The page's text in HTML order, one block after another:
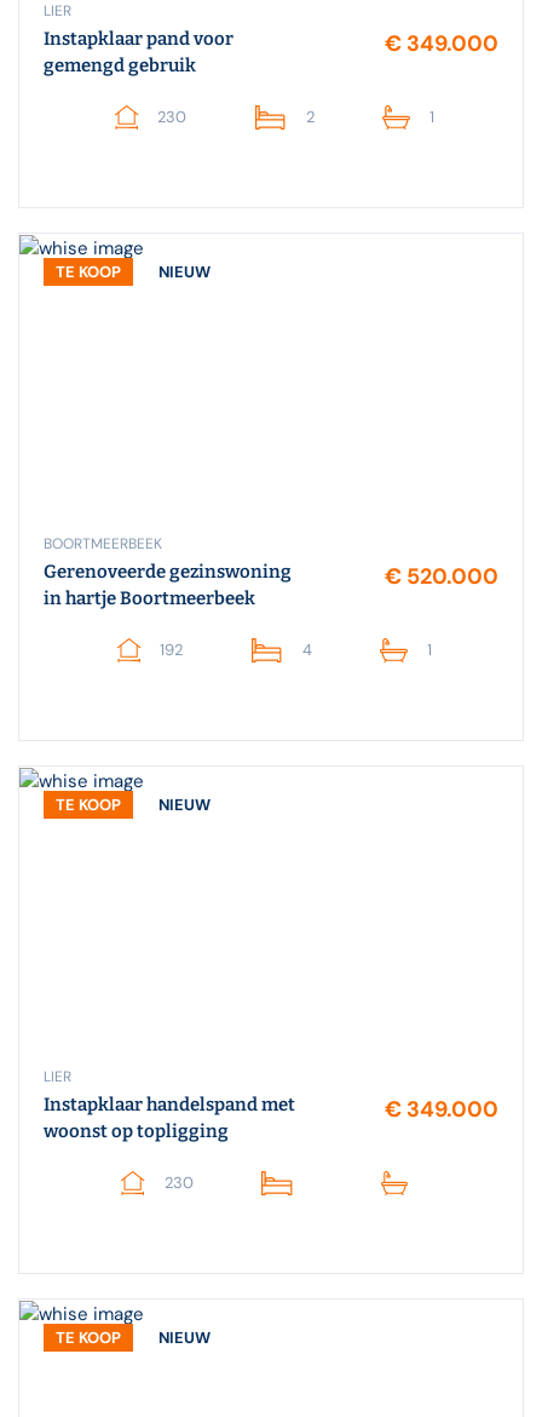
LIER
Instapklaar pand voor
gemengd gebruik
€ 349.000
230 2 1
TE KOOP NIEUW
BOORTMEERBEEK
Gerenoveerde gezinswoning
in hartje Boortmeerbeek
€ 520.000
192 4 1
TE KOOP NIEUW
LIER
Instapklaar handelspand met
woonst op topligging
€ 349.000
230
TE KOOP NIEUW